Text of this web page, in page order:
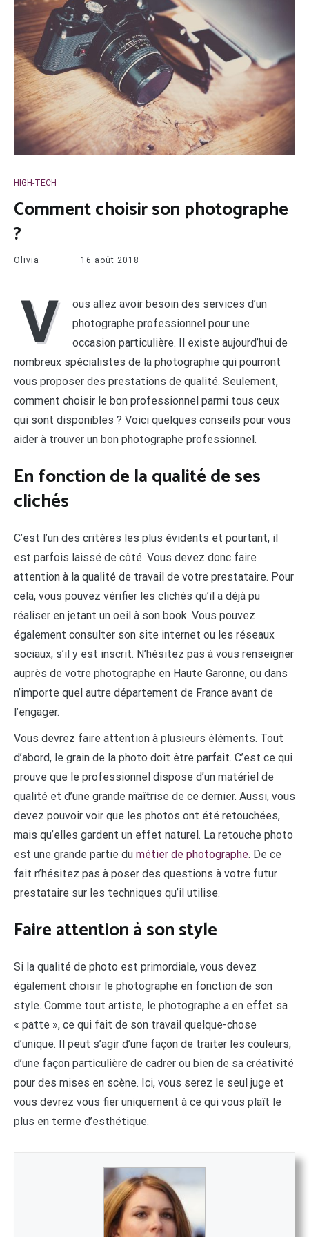
HIGH-TECH
Comment choisir son photographe
?
Olivia 16 août 2018
V
ous allez avoir besoin des services d’un
photographe professionnel pour une
occasion particulière. Il existe aujourd’hui de
nombreux spécialistes de la photographie qui pourront
vous proposer des prestations de qualité. Seulement,
comment choisir le bon professionnel parmi tous ceux
qui sont disponibles ? Voici quelques conseils pour vous
aider à trouver un bon photographe professionnel.
En fonction de la qualité de ses
clichés
C’est l’un des critères les plus évidents et pourtant, il
est parfois laissé de côté. Vous devez donc faire
attention à la qualité de travail de votre prestataire. Pour
cela, vous pouvez vérifier les clichés qu’il a déjà pu
réaliser en jetant un oeil à son book. Vous pouvez
également consulter son site internet ou les réseaux
sociaux, s’il y est inscrit. N’hésitez pas à vous renseigner
auprès de votre photographe en Haute Garonne, ou dans
n’importe quel autre département de France avant de
l’engager.
Vous devrez faire attention à plusieurs éléments. Tout
d’abord, le grain de la photo doit être parfait. C’est ce qui
prouve que le professionnel dispose d’un matériel de
qualité et d’une grande maîtrise de ce dernier. Aussi, vous
devez pouvoir voir que les photos ont été retouchées,
mais qu’elles gardent un effet naturel. La retouche photo
est une grande partie du métier de photographe. De ce
fait n’hésitez pas à poser des questions à votre futur
prestataire sur les techniques qu’il utilise.
Faire attention à son style
Si la qualité de photo est primordiale, vous devez
également choisir le photographe en fonction de son
style. Comme tout artiste, le photographe a en effet sa
« patte », ce qui fait de son travail quelque-chose
d’unique. Il peut s’agir d’une façon de traiter les couleurs,
d’une façon particulière de cadrer ou bien de sa créativité
pour des mises en scène. Ici, vous serez le seul juge et
vous devrez vous fier uniquement à ce qui vous plaît le
plus en terme d’esthétique.